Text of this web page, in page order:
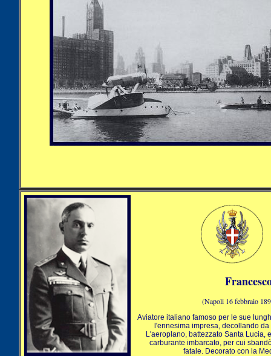
(Napoli 16 febbraio 1890
Aviatore italiano famoso per le sue
l'ennesima impresa, decollando
L'aeroplano, battezzato Santa Lucia,
carburante imbarcato, per cui
fatale. Decorato con la